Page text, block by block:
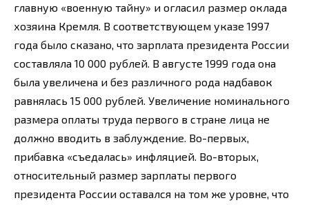
главную «военную тайну» и огласил размер оклада
хозяина Кремля. В соответствующем указе 1997
года было сказано, что зарплата президента России
составляла 10 000 рублей. В августе 1999 года она
была увеличена и без различного рода надбавок
равнялась 15 000 рублей. Увеличение номинального
размера оплаты труда первого в стране лица не
должно вводить в заблуждение. Во-первых,
прибавка «съедалась» инфляцией. Во-вторых,
относительный размер зарплаты первого
президента России оставался на том же уровне, что